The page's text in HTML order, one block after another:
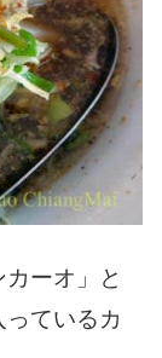
ーオ」と
ているカ